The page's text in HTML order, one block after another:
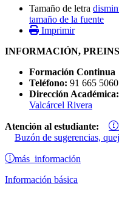
Tamaño de letra
tamaño de la fuente
Imprimir
INFORMACIÓN,
Formación Continua
Teléfono: 91 665 5060
Dirección Académica:
Valcárcel Rivera
Atención al estudiante:
Buzón de sugerencias,
más información
Información básica